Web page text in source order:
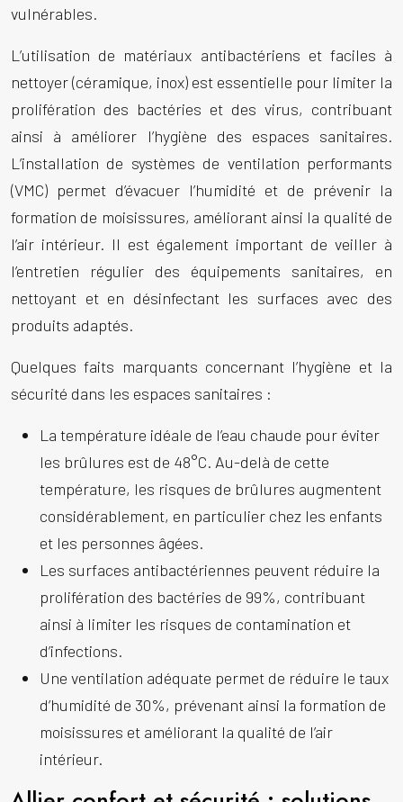
vulnérables.
L’utilisation de matériaux antibactériens et faciles à
nettoyer (céramique, inox) est essentielle pour limiter la
prolifération des bactéries et des virus, contribuant
ainsi à améliorer l’hygiène des espaces sanitaires.
L’installation de systèmes de ventilation performants
(VMC) permet d’évacuer l’humidité et de prévenir la
formation de moisissures, améliorant ainsi la qualité de
l’air intérieur. Il est également important de veiller à
l’entretien régulier des équipements sanitaires, en
nettoyant et en désinfectant les surfaces avec des
produits adaptés.
Quelques faits marquants concernant l’hygiène et la
sécurité dans les espaces sanitaires :
La température idéale de l’eau chaude pour éviter
les brûlures est de 48°C. Au-delà de cette
température, les risques de brûlures augmentent
considérablement, en particulier chez les enfants
et les personnes âgées.
Les surfaces antibactériennes peuvent réduire la
prolifération des bactéries de 99%, contribuant
ainsi à limiter les risques de contamination et
d’infections.
Une ventilation adéquate permet de réduire le taux
d’humidité de 30%, prévenant ainsi la formation de
moisissures et améliorant la qualité de l’air
intérieur.